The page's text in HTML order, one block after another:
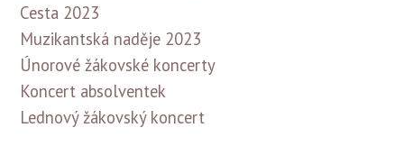
Cesta 2023
Muzikantská naděje 2023
Únorové žákovské koncerty
Koncert absolventek
Lednový žákovský koncert